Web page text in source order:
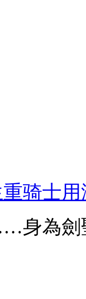
骑士
身為劍